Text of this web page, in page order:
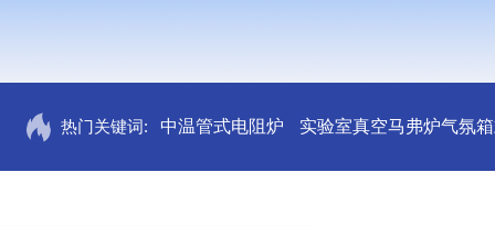
热门关键词: 中温管式电阻炉 实验室真空马弗炉气氛